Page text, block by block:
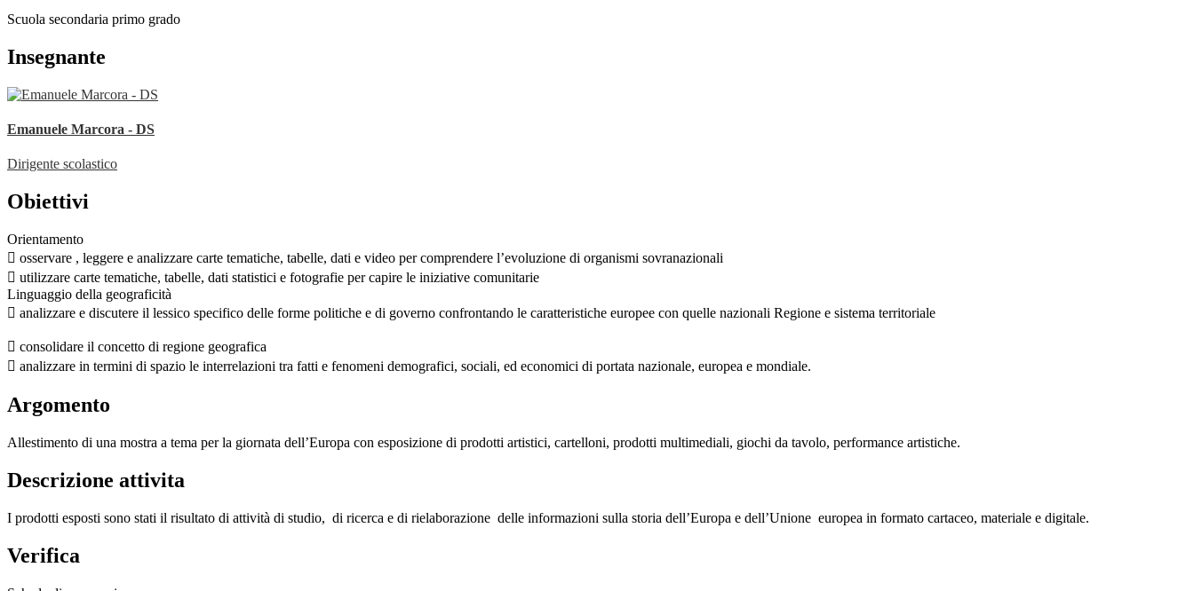
Scuola secondaria primo grado
Insegnante
Emanuele Marcora - DS
Dirigente scolastico
Obiettivi
Orientamento
 osservare , leggere e analizzare carte tematiche, tabelle, dati e video per comprendere l’evoluzione di organismi sovranazionali
 utilizzare carte tematiche, tabelle, dati statistici e fotografie per capire le iniziative comunitarie
Linguaggio della geograficità
 analizzare e discutere il lessico specifico delle forme politiche e di governo confrontando le caratteristiche europee con quelle nazionali Regione e sistema territoriale
 consolidare il concetto di regione geografica
 analizzare in termini di spazio le interrelazioni tra fatti e fenomeni demografici, sociali, ed economici di portata nazionale, europea e mondiale.
Argomento
Allestimento di una mostra a tema per la giornata dell’Europa con esposizione di prodotti artistici, cartelloni, prodotti multimediali, giochi da tavolo, performance artistiche.
Descrizione attivita
I prodotti esposti sono stati il risultato di attività di studio, di ricerca e di rielaborazione delle informazioni sulla storia dell’Europa e dell’Unione europea in formato cartaceo, materiale e digitale.
Verifica